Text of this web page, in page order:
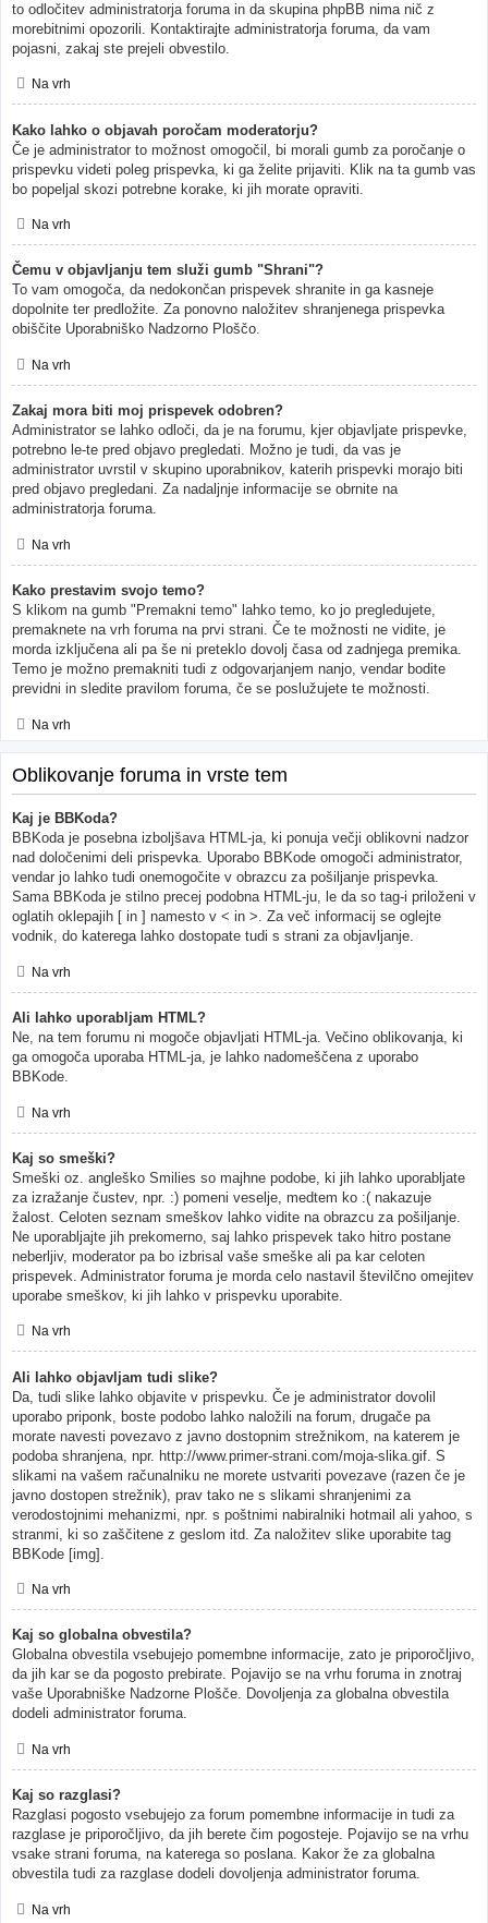
to odločitev administratorja foruma in da skupina phpBB nima nič z
morebitnimi opozorili. Kontaktirajte administratorja foruma, da vam
pojasni, zakaj ste prejeli obvestilo.
Na vrh
Kako lahko o objavah poročam moderatorju?
Če je administrator to možnost omogočil, bi morali gumb za poročanje o
prispevku videti poleg prispevka, ki ga želite prijaviti. Klik na ta gumb vas
bo popeljal skozi potrebne korake, ki jih morate opraviti.
Na vrh
Čemu v objavljanju tem služi gumb "Shrani"?
To vam omogoča, da nedokončan prispevek shranite in ga kasneje
dopolnite ter predložite. Za ponovno naložitev shranjenega prispevka
obiščite Uporabniško Nadzorno Ploščo.
Na vrh
Zakaj mora biti moj prispevek odobren?
Administrator se lahko odloči, da je na forumu, kjer objavljate prispevke,
potrebno le-te pred objavo pregledati. Možno je tudi, da vas je
administrator uvrstil v skupino uporabnikov, katerih prispevki morajo biti
pred objavo pregledani. Za nadaljnje informacije se obrnite na
administratorja foruma.
Na vrh
Kako prestavim svojo temo?
S klikom na gumb "Premakni temo" lahko temo, ko jo pregledujete,
premaknete na vrh foruma na prvi strani. Če te možnosti ne vidite, je
morda izključena ali pa še ni preteklo dovolj časa od zadnjega premika.
Temo je možno premakniti tudi z odgovarjanjem nanjo, vendar bodite
previdni in sledite pravilom foruma, če se poslužujete te možnosti.
Na vrh
Oblikovanje foruma in vrste tem
Kaj je BBKoda?
BBKoda je posebna izboljšava HTML-ja, ki ponuja večji oblikovni nadzor
nad določenimi deli prispevka. Uporabo BBKode omogoči administrator,
vendar jo lahko tudi onemogočite v obrazcu za pošiljanje prispevka.
Sama BBKoda je stilno precej podobna HTML-ju, le da so tag-i priloženi v
oglatih oklepajih [ in ] namesto v < in >. Za več informacij se oglejte
vodnik, do katerega lahko dostopate tudi s strani za objavljanje.
Na vrh
Ali lahko uporabljam HTML?
Ne, na tem forumu ni mogoče objavljati HTML-ja. Večino oblikovanja, ki
ga omogoča uporaba HTML-ja, je lahko nadomeščena z uporabo
BBKode.
Na vrh
Kaj so smeški?
Smeški oz. angleško Smilies so majhne podobe, ki jih lahko uporabljate
za izražanje čustev, npr. :) pomeni veselje, medtem ko :( nakazuje
žalost. Celoten seznam smeškov lahko vidite na obrazcu za pošiljanje.
Ne uporabljajte jih prekomerno, saj lahko prispevek tako hitro postane
neberljiv, moderator pa bo izbrisal vaše smeške ali pa kar celoten
prispevek. Administrator foruma je morda celo nastavil številčno omejitev
uporabe smeškov, ki jih lahko v prispevku uporabite.
Na vrh
Ali lahko objavljam tudi slike?
Da, tudi slike lahko objavite v prispevku. Če je administrator dovolil
uporabo priponk, boste podobo lahko naložili na forum, drugače pa
morate navesti povezavo z javno dostopnim strežnikom, na katerem je
podoba shranjena, npr. http://www.primer-strani.com/moja-slika.gif. S
slikami na vašem računalniku ne morete ustvariti povezave (razen če je
javno dostopen strežnik), prav tako ne s slikami shranjenimi za
verodostojnimi mehanizmi, npr. s poštnimi nabiralniki hotmail ali yahoo, s
stranmi, ki so zaščitene z geslom itd. Za naložitev slike uporabite tag
BBKode [img].
Na vrh
Kaj so globalna obvestila?
Globalna obvestila vsebujejo pomembne informacije, zato je priporočljivo,
da jih kar se da pogosto prebirate. Pojavijo se na vrhu foruma in znotraj
vaše Uporabniške Nadzorne Plošče. Dovoljenja za globalna obvestila
dodeli administrator foruma.
Na vrh
Kaj so razglasi?
Razglasi pogosto vsebujejo za forum pomembne informacije in tudi za
razglase je priporočljivo, da jih berete čim pogosteje. Pojavijo se na vrhu
vsake strani foruma, na katerega so poslana. Kakor že za globalna
obvestila tudi za razglase dodeli dovoljenja administrator foruma.
Na vrh